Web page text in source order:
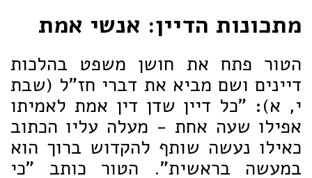
מתכונות הדיין: אנשי אמת
הטור פתח את חושן משפט בהלכות
דיינים ושם מביא את דברי חז"ל (שבת
י, א): "כל דיין שדן דין אמת לאמיתו
אפילו שעה אחת - מעלה עליו הכתוב
כאילו נעשה שותף להקדוש ברוך הוא
במעשה בראשית". הטור כותב "כי